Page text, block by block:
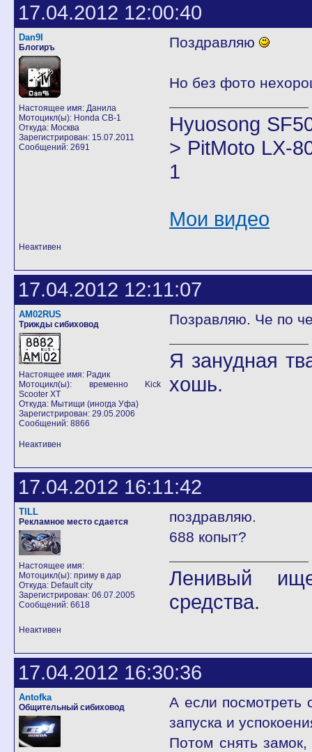
17.04.2012 12:00:40
Dan9I
Блогиръ
Настоящее имя: Данила
Мотоцикл(ы): Honda CB-1
Откуда: Москва
Зарегистрирован: 15.07.2011
Сообщений: 2691
Поздравляю
Но без фото
Hyuosong
> PitMoto LX-
1
Мои видео
Неактивен
17.04.2012 12:11:07
AM02RUS
Трижды сибиховод
Настоящее имя: Радик
Мотоцикл(ы): временно Kick
Scooter XT
Откуда: Мытищи (иногда Уфа)
Зарегистрирован: 29.05.2006
Сообщений: 8866
Позравляю. Че по
Я занудная
хошь.
Неактивен
17.04.2012 16:11:42
TILL
Рекламное место сдается
Настоящее имя:
Мотоцикл(ы): приму в дар
Откуда: Default city
Зарегистрирован: 06.07.2005
Сообщений: 6618
поздравляю.
688 копыт?
Ленивый
средства.
Неактивен
17.04.2012 16:30:36
Antofka
Общительный сибиховод
А если посмотреть
запуска и
Потом снять